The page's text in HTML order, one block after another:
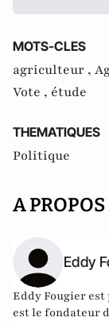
MOTS-CLES
agriculteur ,
Vote , étude
THEMATIQUES
Politique
A
Eddy
Eddy Fougier
est le fondateur